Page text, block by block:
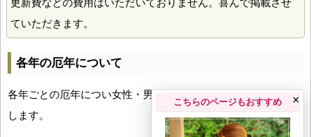
ていただきます。
各年の厄年について
各年ごとの厄年につい女性・男性の年齢早見表とともにお伝え
します。
こちらのページもおすすめ ×